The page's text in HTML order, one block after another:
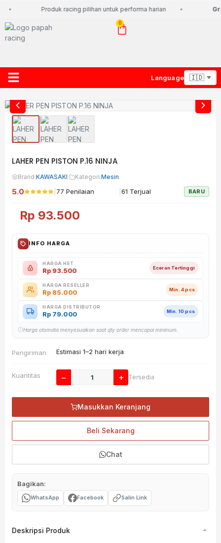
Produk racing pilihan untuk performa harian
0
Language
LAHER PEN PISTON P.16 NINJA
Brand:KAWASAKI· Kategori:Mesin
5.0 77 Penilaian 61 Terjual BARU
Rp 93.500
INFO HARGA
HARGA HET
Rp 93.500 Eceran Tertinggi
HARGA RESELLER
Rp 85.000 Min. 4 pcs
HARGA DISTRIBUTOR
Rp 79.000 Min. 10 pcs
Harga otomatis menyesuaikan saat qty order mencapai minimum.
Pengiriman Estimasi 1–2 hari kerja
Kuantitas − + Tersedia
Masukkan Keranjang
Beli Sekarang
Chat
Bagikan:
WhatsApp Facebook Salin Link
Deskripsi Produk